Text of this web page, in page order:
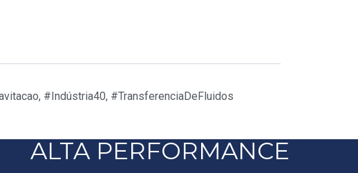
, #Indústria40, #TransferenciaDeFluidos
ALTA PERFORMANCE